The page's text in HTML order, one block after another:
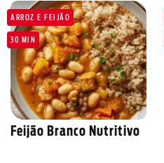
ARROZ E FEIJÃO
30 MIN
Feijão Branco Nutritivo